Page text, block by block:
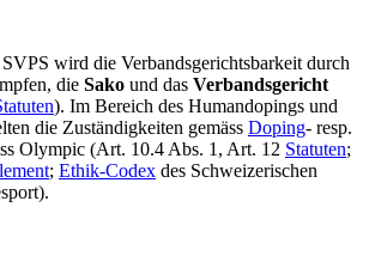
SVPS wird die Verbandsgerichtsbarkeit durch
die Sako und das Verbandsgericht
). Im Bereich des Humandopings und
die Zuständigkeiten gemäss Doping- resp.
Olympic (Art. 10.4 Abs. 1, Art. 12 Statuten;
; Ethik-Codex des Schweizerischen